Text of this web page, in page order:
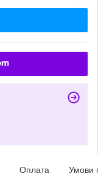
Оплата Умови